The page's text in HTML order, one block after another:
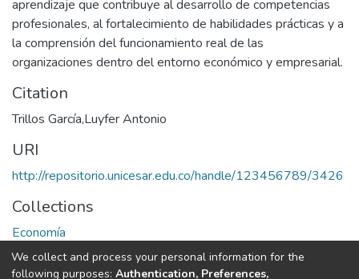
aprendizaje que contribuye al desarrollo de competencias
profesionales, al fortalecimiento de habilidades prácticas y a
la comprensión del funcionamiento real de las
organizaciones dentro del entorno económico y empresarial.
Citation
Trillos García,Luyfer Antonio
URI
http://repositorio.unicesar.edu.co/handle/123456789/3426
Collections
Economía
Full item page
We collect and process your personal information for the
following purposes: Authentication, Preferences,